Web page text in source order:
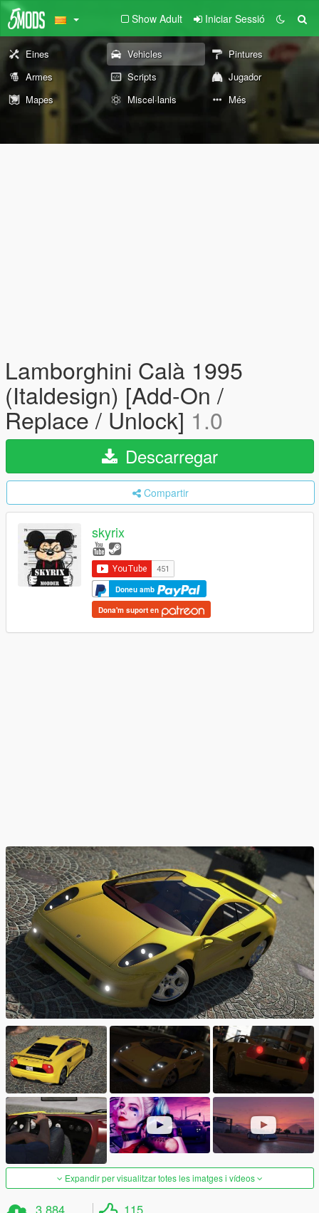
Show Adult Iniciar Sessió
Eines Vehicles
Pintures
Armes
Scripts
Jugador
Mapes
Miscel·lanis Més
Lamborghini Calà 1995
(Italdesign) [Add-On /
Replace / Unlock] 1.0
Descarregar
Compartir
skyrix
Doneu amb
Dona'm suport en
Expandir per visualitzar totes les imatges i vídeos
3.884 115